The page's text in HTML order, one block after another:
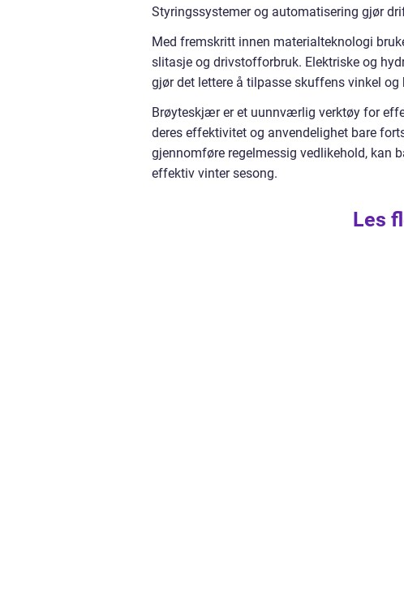
Styringssystemer og automatisering gjør
Med fremskritt innen materialteknologi
slitasje og drivstofforbruk. Elektriske og
gjør det lettere å tilpasse skuffens vinkel og
Brøyteskjær er et uunnværlig verktøy for
deres effektivitet og anvendelighet bare
gjennomføre regelmessig vedlikehold, kan
effektiv vinter sesong.
Les